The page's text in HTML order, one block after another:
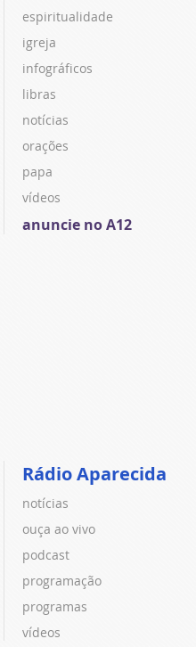
espiritualidade
igreja
infográficos
libras
notícias
orações
papa
vídeos
anuncie no A12
Rádio Aparecida
notícias
ouça ao vivo
podcast
programação
programas
vídeos